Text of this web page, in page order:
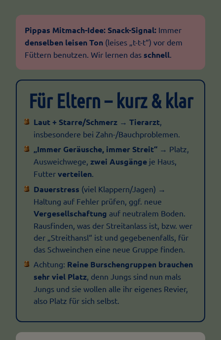
Pippas Mitmach-Idee: Snack-Signal: Immer
denselben leisen Ton (leises „t-t-t“) vor dem
Füttern benutzen. Wir lernen das schnell
Für Eltern – kurz & klar
Laut + Starre/Schmerz→ Tierarzt,
insbesondere bei Zahn-/Bauchproblemen.
„Immer Geräusche, immer Streit“→ Platz,
Ausweichwege, zwei Ausgängeje Haus,
Futter verteilen.
Dauerstress (viel Klappern/Jagen) →
Haltung auf Fehler prüfen, ggf. neue
Vergesellschaftung auf neutralem Boden.
Rausfinden, was der Streitanlass ist, bzw. wer
der „Streithansl“ ist und gegebenenfalls, für
das Schweinchen eine neue Gruppe finden.
Achtung: Reine Burschengruppen brauchen
sehr viel Platz, denn Jungs sind nun mals
Jungs und sie wollen alle ihr eigenes Revier,
also Platz für sich selbst.